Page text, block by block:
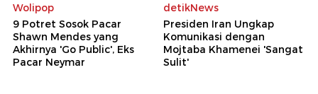
Wolipop
9 Potret Sosok Pacar
Shawn Mendes yang
Akhirnya 'Go Public', Eks
Pacar Neymar
detikNews
Presiden Iran Ungkap
Komunikasi dengan
Mojtaba Khamenei 'Sangat
Sulit'